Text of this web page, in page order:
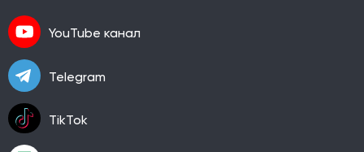
YouTube канал
Telegram
TikTok